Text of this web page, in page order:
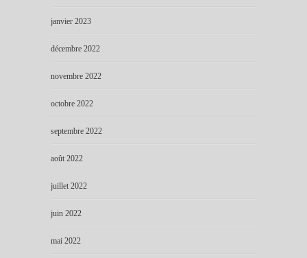
janvier 2023
décembre 2022
novembre 2022
octobre 2022
septembre 2022
août 2022
juillet 2022
juin 2022
mai 2022